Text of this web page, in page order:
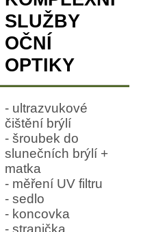
SLUŽBY
OČNÍ
OPTIKY
- ultrazvukové
čištění brýlí
- šroubek do
slunečních brýlí +
matka
- měření UV filtru
- sedlo
- koncovka
- stranička